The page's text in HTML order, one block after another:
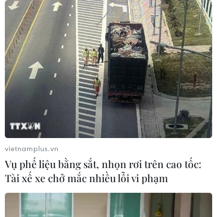
08/08/2026 12:55
Kết luận thanh tra về cơ sở nhà, đất
dôi dư sau sắp xếp tại thành phố Hải
Phòng
08/08/2026 12:53
Động lực mới cho hợp tác thương
mại Việt Nam-Australia
08/08/2026 12:20
Sửa đổi Luật Dầu khí: Phân cấp,
phân quyền nhưng phải kiểm soát
vietnamplus.vn
Vụ phế liệu bằng sắt, nhọn rơi trên cao tốc:
Tài xế xe chở mắc nhiều lỗi vi phạm